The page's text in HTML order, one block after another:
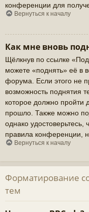
конференции для
Вернуться к началу
Как мне вновь
Щёлкнув по ссылке
можете «поднять» её в
форума. Если этого не
возможность поднятия
которое должно пройти
прошло. Также можно
однако
правила конференции,
Вернуться к началу
Форматирование
тем